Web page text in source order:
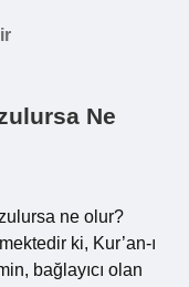
Ne
ne olur?
ki, Kur’an-ı
bağlayıcı olan